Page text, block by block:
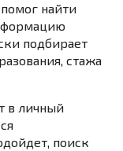
найти
подбирает
стажа
в личный
поиск